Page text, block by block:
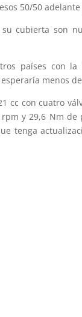
50/50 adelante
cubierta son
países con
menos
cc con cuatro
y 29,6 Nm
tenga